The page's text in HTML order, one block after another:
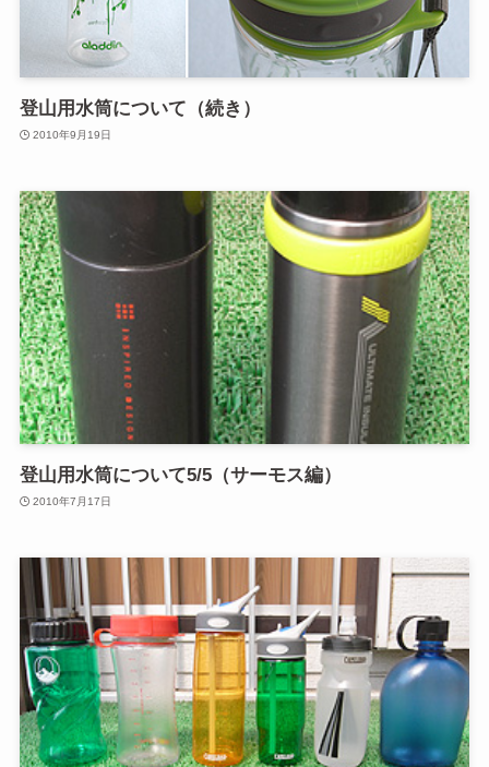
登山用水筒について（続き）
2010年9月19日
登山用水筒について5/5（サーモス編）
2010年7月17日